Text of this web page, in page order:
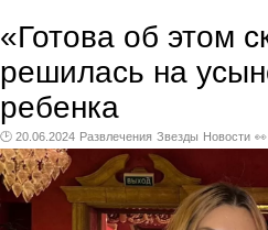
«Готова об этом
решилась на
ребенка
🕑 20.06.2024 Развлечения Звезды Новости